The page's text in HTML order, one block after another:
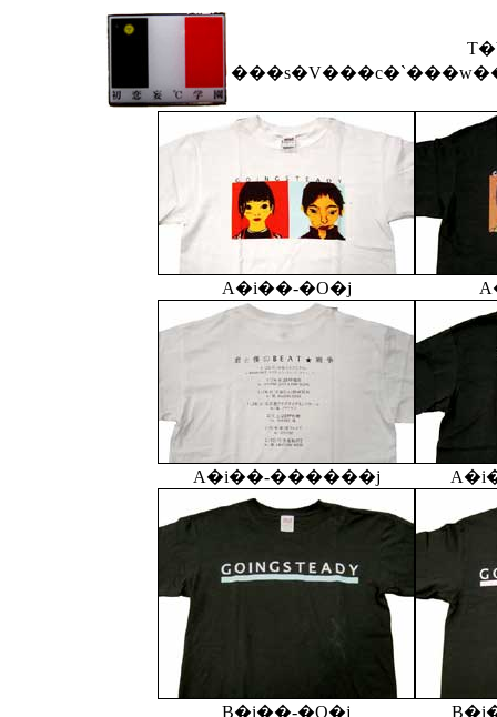
A�i��-�O�j
A�i��-������j
B�i��-�O�j